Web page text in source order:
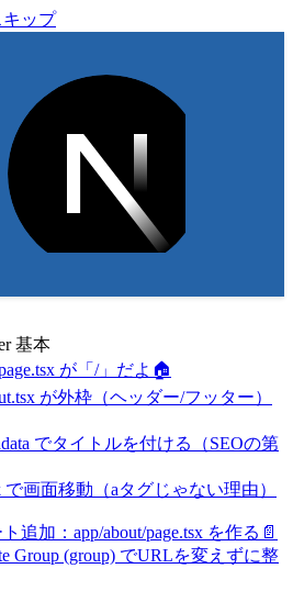
キップ
基本
が「/」だよ🏠
が外枠（ヘッダー/フッター）
でタイトルを付ける（SEOの第
画面移動（aタグじゃない理由）
追加：app/about/page.tsx を作る📄
Group (group) でURLを変えずに整